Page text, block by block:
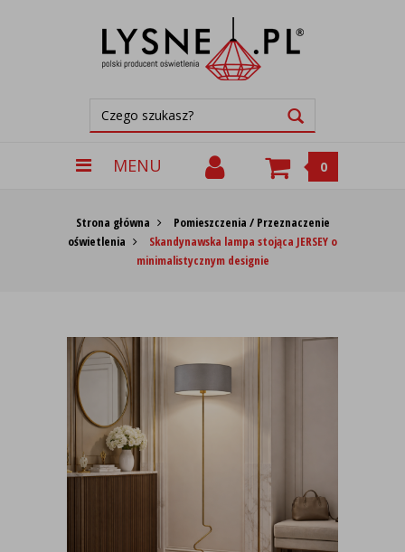
MENU 0
Strona główna
Pomieszczenia / Przeznaczenie
oświetlenia
Skandynawska lampa stojąca JERSEY o
minimalistycznym designie